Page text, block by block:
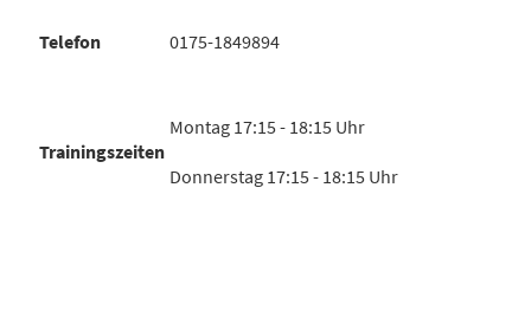
Telefon 0175-1849894
Trainingszeiten
Montag 17:15 - 18:15 Uhr
Donnerstag 17:15 - 18:15 Uhr